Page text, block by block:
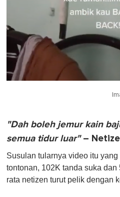
"Dah boleh jemur kain
semua tidur luar"–
Susulan tularnya video itu
tontonan, 102K tanda suka dan
rata netizen turut pelik dengan